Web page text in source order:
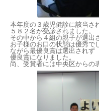
本年度の３歳児健診に該当さ
５８２名が受診されました。
その中から４組の親子が選出
お子様のお口の状態は優秀で
ながら最優良賞は選出されず
優良賞になりました。
尚、受賞者には中央区からの